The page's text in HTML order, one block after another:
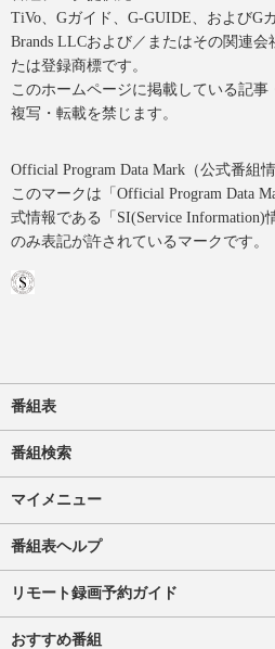
TiVo、Gガイド、G-GUIDE、およびG
Brands LLCおよび／またはその関連
たは登録商標です。
このホームページに掲載している記
複写・転載を禁じます。
Official Program Data Mark（公式番組
このマークは「Official Program Data
式情報である「SI(Service Information)
のみ表記が許されているマークです。
番組表
番組検索
マイメニュー
番組表ヘルプ
リモート録画予約ガイド
おすすめ番組